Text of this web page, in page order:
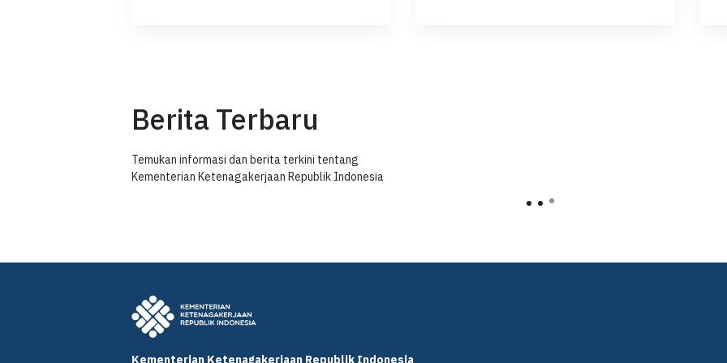
Berita Terbaru
Temukan informasi dan berita terkini tentang
Kementerian Ketenagakerjaan Republik Indonesia
Kementerian Ketenagakerjaan Republik Indonesia